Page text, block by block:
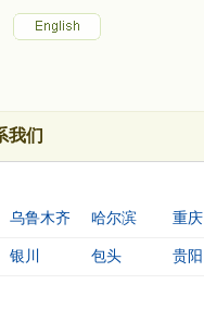
我们
乌鲁木齐 哈尔滨 重庆
银川 包头 贵阳